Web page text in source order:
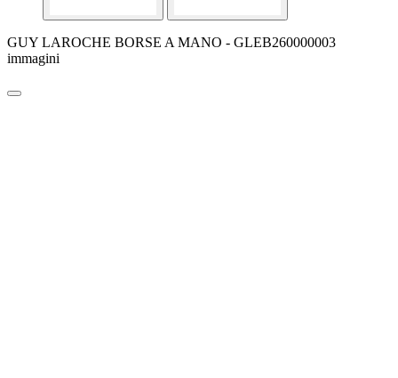
GUY LAROCHE BORSE A MANO - GLEB260000003
immagini